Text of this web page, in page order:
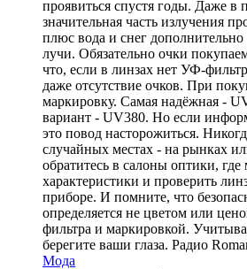
проявиться спустя годы. Даже в
значительная часть излучения
плюс вода и снег
лучи. Обязательно очки
что, если в линзах нет УФ-
даже отсутствие очков. При
маркировку. Самая надёжная -
вариант - UV380. Но если
это повод насторожиться.
случайных местах - на рынках
обратитесь в салоны оптики,
характеристики и проверить
приборе. И помните, что
определяется не цветом или
фильтра и маркировкой.
берегите ваши глаза. Радио
Мода